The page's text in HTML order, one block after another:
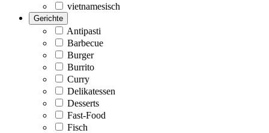
vietnamesisch
Gerichte
Antipasti
Barbecue
Burger
Burrito
Curry
Delikatessen
Desserts
Fast-Food
Fisch